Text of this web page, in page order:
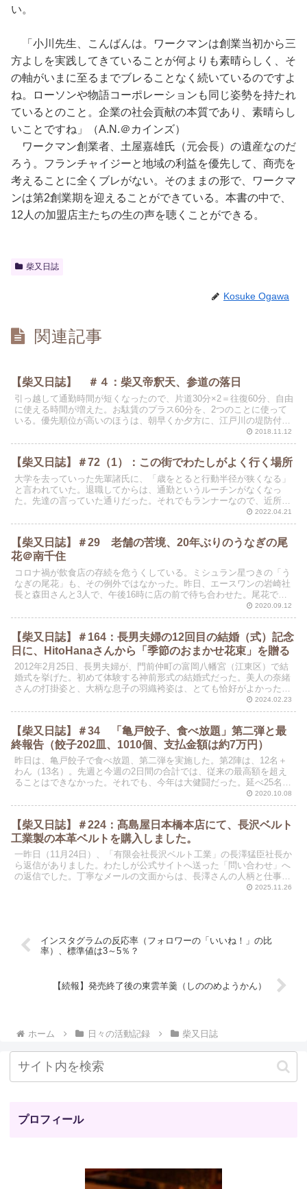
い。
「小川先生、こんばんは。ワークマンは創業当初から三
方よしを実践してきていることが何よりも素晴らしく、そ
の軸がいまに至るまでブレることなく続いているのですよ
ね。ローソンや物語コーポレーションも同じ姿勢を持たれ
ているとのこと。企業の社会貢献の本質であり、素晴らし
いことですね」（A.N.＠カインズ）
ワークマン創業者、土屋嘉雄氏（元会長）の遺産なのだ
ろう。フランチャイジーと地域の利益を優先して、商売を
考えることに全くブレがない。そのままの形で、ワークマ
ンは第2創業期を迎えることができている。本書の中で、
12人の加盟店主たちの生の声を聴くことができる。
柴又日誌
Kosuke Ogawa
関連記事
【柴又日誌】 ＃４：柴又帝釈天、参道の落日
引っ越して通勤時間が短くなったので、片道30分×2＝往復60分、自由
に使える時間が増えた。お駄賃のプラス60分を、2つのことに使って
いる。優先順位が高いのほうは、朝早くか夕方に、江戸川の堤防付近
2018.11.12
【柴又日誌】＃72（1）：この街でわたしがよく行く場所
大学を去っていった先輩諸氏に、「歳をとると行動半径が狭くなる」
と言われていた。退職してからは、通勤というルーチンがなくなっ
た。先達の言っていた通りだった。それでもランナーなので、近所の
土手や公園まで足を延ばしている。しかし、うっかりすると、...2022.04.21
【柴又日誌】＃29 老舗の苦境、20年ぶりのうなぎの尾
花＠南千住
コロナ禍が飲食店の存続を危うくしている。ミシュラン星つきの「う
なぎの尾花」も、その例外ではなかった。昨日、エースワンの岩崎社
長と森田さんと3人で、午後16時に店の前で待ち合わせた。尾花で最
2020.09.12
【柴又日誌】＃164：長男夫婦の12回目の結婚（式）記念
日に、HitoHanaさんから「季節のおまかせ花束」を贈る
2012年2月25日、長男夫婦が、門前仲町の富岡八幡宮（江東区）で結
婚式を挙げた。初めて体験する神前形式の結婚式だった。美人の奈緒
さんの打掛姿と、大柄な息子の羽織袴姿は、とても恰好がよかった。
2024.02.23
【柴又日誌】＃34 「亀戸餃子、食べ放題」第二弾と最
終報告（餃子202皿、1010個、支払金額は約7万円）
昨日は、亀戸餃子で食べ放題、第二弾を実施した。第2陣は、12名＋
わん（13名）。先週と今週の2日間の合計では、従来の最高額を超え
ることはできなかった。それでも、今年は大健闘だった。延べ25名
2020.10.08
【柴又日誌】＃224：髙島屋日本橋本店にて、長沢ベルト
工業製の本革ベルトを購入しました。
一昨日（11月24日）、「有限会社長沢ベルト工業」の長澤猛臣社長か
ら返信がありました。わたしが公式サイトへ送った「問い合わせ」へ
の返信でした。丁寧なメールの文面からは、長澤さんの人柄と仕事に
2025.11.26
インスタグラムの反応率（フォロワーの「いいね！」の比
率）、標準値は3～5％？
【続報】発売終了後の東雲羊羹（しののめようかん）
ホーム 日々の活動記録 柴又日誌
プロフィール